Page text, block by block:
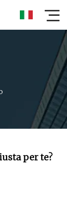
per te?